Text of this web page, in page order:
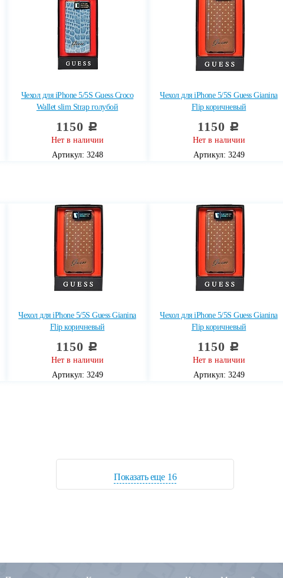
Чехол для iPhone 5/5S Guess Croco
Wallet slim Strap голубой
1150 c
Нет в наличии
Артикул: 3248
Чехол для iPhone 5/5S Guess Gianina
Flip коричневый
1150 c
Нет в наличии
Артикул: 3249
Чехол для iPhone 5/5S Guess Gianina
Flip коричневый
1150 c
Нет в наличии
Артикул: 3249
Чехол для iPhone 5/5S Guess Gianina
Flip коричневый
1150 c
Нет в наличии
Артикул: 3249
Показать еще 16